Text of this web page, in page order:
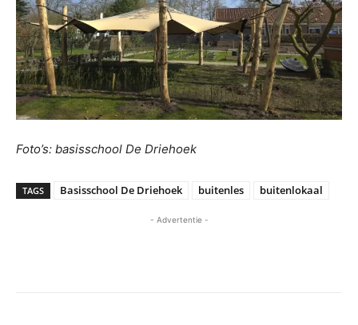
Foto’s: basisschool De Driehoek
TAGS Basisschool De Driehoek buitenles buitenlokaal
- Advertentie -